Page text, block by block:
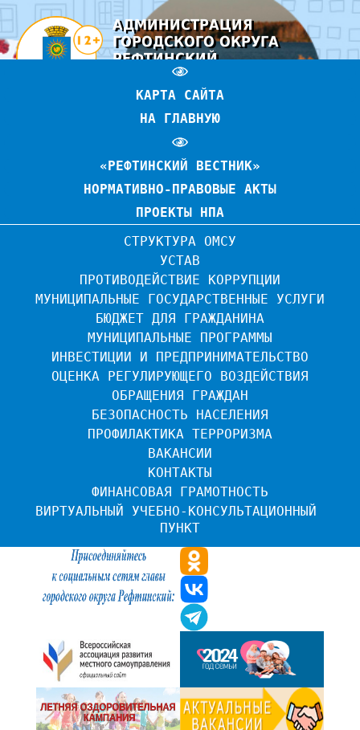
АДМИНИСТРАЦИЯ
ГОРОДСКОГО ОКРУГА
РЕФТИНСКИЙ
ОФИЦИАЛЬНЫЙ САЙТ
КАРТА САЙТА
НА ГЛАВНУЮ
«РЕФТИНСКИЙ ВЕСТНИК»
НОРМАТИВНО-ПРАВОВЫЕ АКТЫ
ПРОЕКТЫ НПА
СТРУКТУРА ОМСУ
УСТАВ
ПРОТИВОДЕЙСТВИЕ КОРРУПЦИИ
МУНИЦИПАЛЬНЫЕ ГОСУДАРСТВЕННЫЕ УСЛУГИ
БЮДЖЕТ ДЛЯ ГРАЖДАНИНА
МУНИЦИПАЛЬНЫЕ ПРОГРАММЫ
ИНВЕСТИЦИИ И ПРЕДПРИНИМАТЕЛЬСТВО
ОЦЕНКА РЕГУЛИРУЮЩЕГО ВОЗДЕЙСТВИЯ
ОБРАЩЕНИЯ ГРАЖДАН
БЕЗОПАСНОСТЬ НАСЕЛЕНИЯ
ПРОФИЛАКТИКА ТЕРРОРИЗМА
ВАКАНСИИ
КОНТАКТЫ
ФИНАНСОВАЯ ГРАМОТНОСТЬ
ВИРТУАЛЬНЫЙ УЧЕБНО-КОНСУЛЬТАЦИОННЫЙ
ПУНКТ